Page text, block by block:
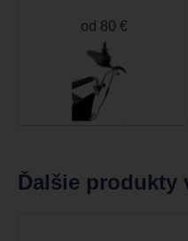
od 80 €
Ďalšie produkty